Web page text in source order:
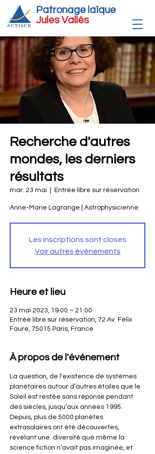
Patronage laïque
Jules Vallès
Recherche d'autres
mondes, les derniers
résultats
mar. 23 mai Entrée libre sur réservation
Anne-Marie Lagrange | Astrophysicienne
Les inscriptions sont closes
Voir autres événements
Heure et lieu
23 mai 2023, 19:00 – 21:00
Entrée libre sur réservation, 72 Av. Félix
Faure, 75015 Paris, France
À propos de l'événement
La question, de l'existence de systèmes
planétaires autour d’autres étoiles que le
Soleil est restée sans réponse pendant
des siècles, jusqu’aux années 1995.
Depuis, plus de 5000 planètes
extrasolaires ont été découvertes,
révélant une  diversité que même la
science fiction n’avait pas imaginée, et